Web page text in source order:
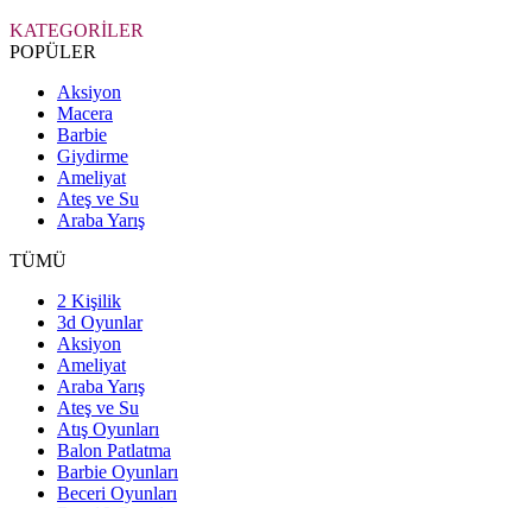
KATEGORİLER
POPÜLER
Aksiyon
Macera
Barbie
Giydirme
Ameliyat
Ateş ve Su
Araba Yarış
TÜMÜ
2 Kişilik
3d Oyunlar
Aksiyon
Ameliyat
Araba Yarış
Ateş ve Su
Atış Oyunları
Balon Patlatma
Barbie Oyunları
Beceri Oyunları